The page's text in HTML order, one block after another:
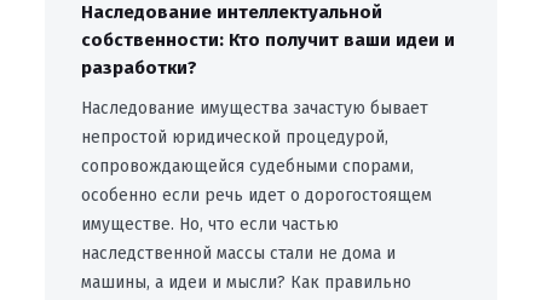
Наследование интеллектуальной
собственности: Кто получит ваши идеи и
разработки?
Наследование имущества зачастую бывает
непростой юридической процедурой,
сопровождающейся судебными спорами,
особенно если речь идет о дорогостоящем
имуществе. Но, что если частью
наследственной массы стали не дома и
машины, а идеи и мысли? Как правильно